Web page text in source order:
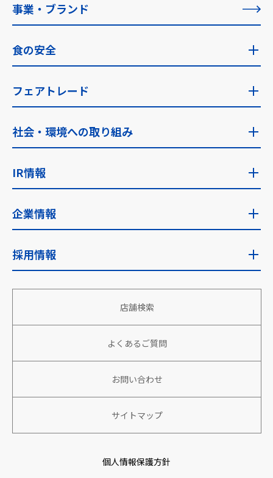
理念の実現に向けて
事業・ブランド
食の安全
食の安全トップ
食品安全検査
フェアトレード
フェアトレードトップ
フェアトレード取り組み国
社会・環境への取り組み
社会・環境への取り組みトップ
サステナビリティ推進体制
安全な食を安定的に世界へ
地域社会への貢献
働きがい、生きがいのある組織づくり
パートナーと共に成長、繁栄
IR情報
IR情報トップ
経営目標
株主向け情報
企業情報
企業情報トップ
社名の由来
採用情報
採用情報トップ
新卒採用
アルバイト・パート採用
店舗検索
よくあるご質問
お問い合わせ
サイトマップ
個人情報保護方針